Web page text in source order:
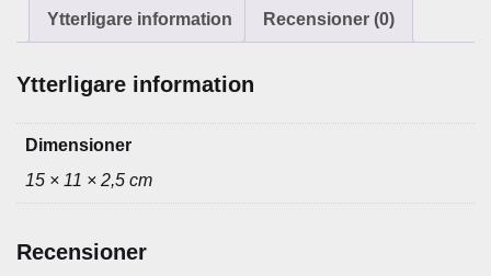
r
m
d
Ytterligare information Recensioner (0)
Ytterligare information
Dimensioner
15 × 11 × 2,5 cm
Recensioner